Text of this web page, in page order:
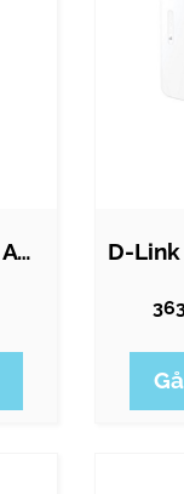
TP-Link RE450 AC1750 Wi-Fi Range…